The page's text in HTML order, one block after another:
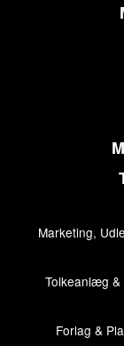
Marketing,
Tolkeanlæg &
Forlag &